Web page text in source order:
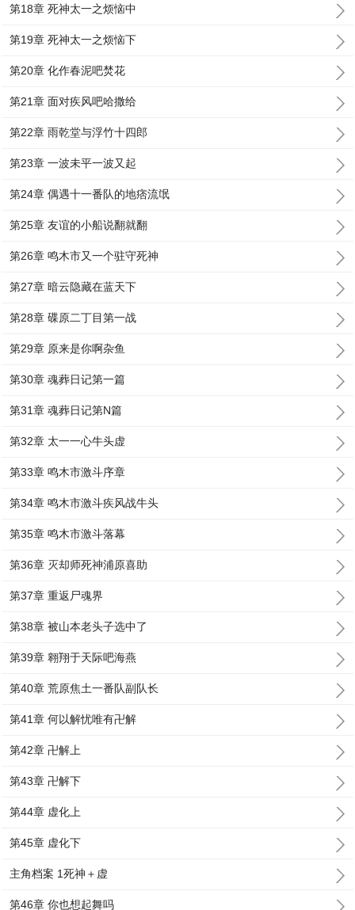
第18章 死神太一之烦恼中
第19章 死神太一之烦恼下
第20章 化作春泥吧焚花
第21章 面对疾风吧哈撒给
第22章 雨乾堂与浮竹十四郎
第23章 一波未平一波又起
第24章 偶遇十一番队的地痞流氓
第25章 友谊的小船说翻就翻
第26章 鸣木市又一个驻守死神
第27章 暗云隐藏在蓝天下
第28章 碟原二丁目第一战
第29章 原来是你啊杂鱼
第30章 魂葬日记第一篇
第31章 魂葬日记第N篇
第32章 太一一心牛头虚
第33章 鸣木市激斗序章
第34章 鸣木市激斗疾风战牛头
第35章 鸣木市激斗落幕
第36章 灭却师死神浦原喜助
第37章 重返尸魂界
第38章 被山本老头子选中了
第39章 翱翔于天际吧海燕
第40章 荒原焦土一番队副队长
第41章 何以解忧唯有卍解
第42章 卍解上
第43章 卍解下
第44章 虚化上
第45章 虚化下
主角档案 1死神＋虚
第46章 你也想起舞吗